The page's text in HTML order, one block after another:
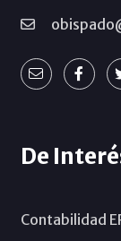
De
Contabilidad